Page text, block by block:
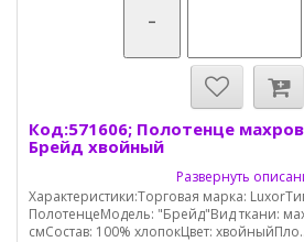
-
Код:571606; Полотенце
Брейд хвойный
Развернуть
Характеристики:Торговая марка:
ПолотенцеМодель: "Брейд"Вид ткани:
смСостав: 100% хлопокЦвет: